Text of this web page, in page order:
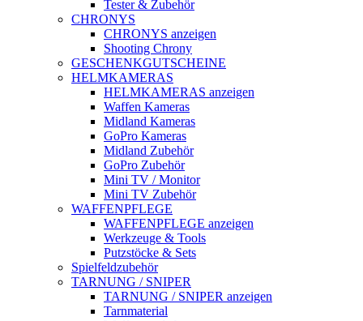
Tester & Zubehör
CHRONYS
CHRONYS anzeigen
Shooting Chrony
GESCHENKGUTSCHEINE
HELMKAMERAS
HELMKAMERAS anzeigen
Waffen Kameras
Midland Kameras
GoPro Kameras
Midland Zubehör
GoPro Zubehör
Mini TV / Monitor
Mini TV Zubehör
WAFFENPFLEGE
WAFFENPFLEGE anzeigen
Werkzeuge & Tools
Putzstöcke & Sets
Spielfeldzubehör
TARNUNG / SNIPER
TARNUNG / SNIPER anzeigen
Tarnmaterial